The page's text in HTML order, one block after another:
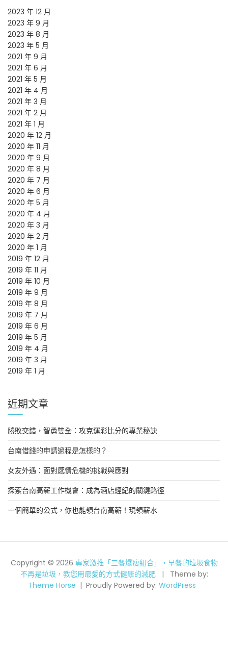
2023 年 12 月
2023 年 9 月
2023 年 8 月
2023 年 5 月
2021 年 9 月
2021 年 6 月
2021 年 5 月
2021 年 4 月
2021 年 3 月
2021 年 2 月
2021 年 1 月
2020 年 12 月
2020 年 11 月
2020 年 9 月
2020 年 8 月
2020 年 7 月
2020 年 6 月
2020 年 5 月
2020 年 4 月
2020 年 3 月
2020 年 2 月
2020 年 1 月
2019 年 12 月
2019 年 11 月
2019 年 10 月
2019 年 9 月
2019 年 8 月
2019 年 7 月
2019 年 6 月
2019 年 5 月
2019 年 4 月
2019 年 3 月
2019 年 1 月
近期文章
勝敗交錯，智勇雙全：攻克運彩比分的專業秘訣
台南借錢的申請過程是怎樣的？
女友外遇：面對感情危機的挑戰與應對
探索台南高薪工作機會：成為酒店經紀的關鍵路徑
一個簡單的公式，你也能領台南高薪！現領薪水
Copyright © 2026 專家激推「三餐爆瘦組合」，早餐的垃圾食物
不再是垃圾，教您用最愛的方式健康的減肥
Theme by:
Theme Horse
Proudly Powered by: WordPress